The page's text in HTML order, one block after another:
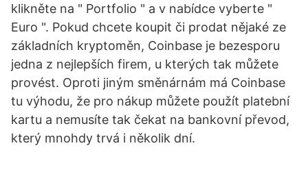
klikněte na " Portfolio " a v nabídce vyberte "
Euro ". Pokud chcete koupit či prodat nějaké ze
základních kryptoměn, Coinbase je bezesporu
jedna z nejlepších firem, u kterých tak můžete
provést. Oproti jiným směnárnám má Coinbase
tu výhodu, že pro nákup můžete použít platební
kartu a nemusíte tak čekat na bankovní převod,
který mnohdy trvá i několik dní.